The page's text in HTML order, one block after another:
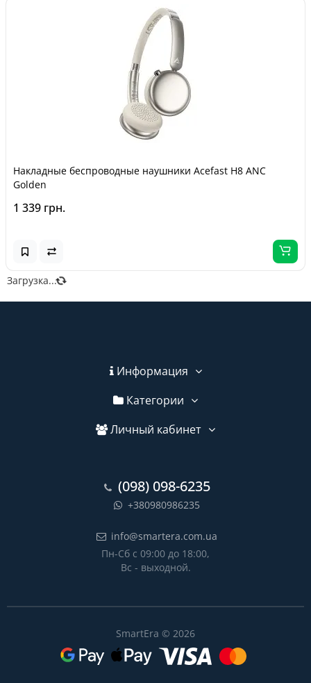
Накладные беспроводные наушники Acefast H8 ANC
Golden
1 339 грн.
Загрузка...
Информация
Категории
Личный кабинет
(098) 098-6235
+380980986235
info@smartera.com.ua
Пн-Сб с 09:00 до 18:00,
Вс - выходной.
SmartEra © 2026